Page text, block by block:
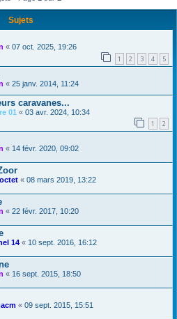
Sujets
« 07 oct. 2025, 19:26
1 2 3 4 5
« 25 janv. 2014, 11:24
caravanes...
01 « 03 avr. 2024, 10:34
1 2
« 14 févr. 2020, 09:02
« 08 mars 2019, 13:22
« 22 févr. 2017, 10:20
14 « 10 sept. 2016, 16:12
« 16 sept. 2015, 18:50
« 09 sept. 2015, 15:51